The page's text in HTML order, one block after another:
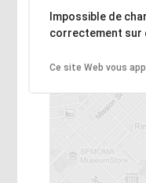
Désolé,
Impossible de
correctement sur
Ce site Web vous